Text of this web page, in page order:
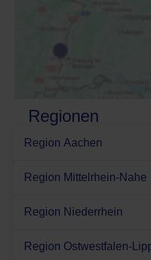
Regionen
Region Aachen
Region Mittelrhein-Nahe
Region Niederrhein
Region Ostwestfalen-